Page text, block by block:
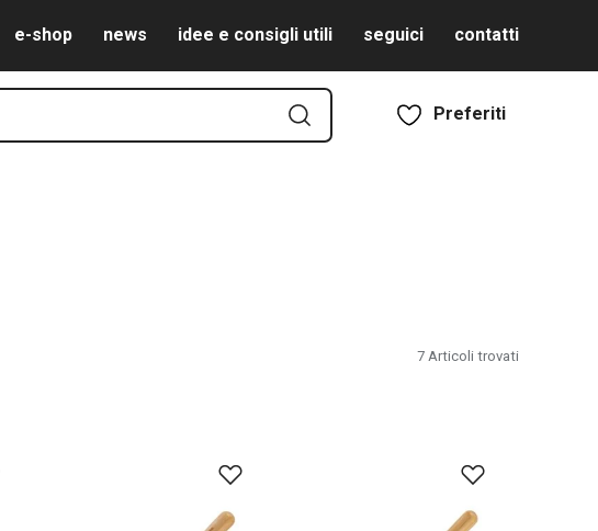
e-shop news idee e consigli utili seguici contatti
Preferiti
7 Articoli trovati